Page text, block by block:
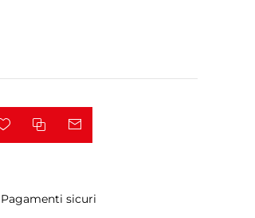
Pagamenti sicuri